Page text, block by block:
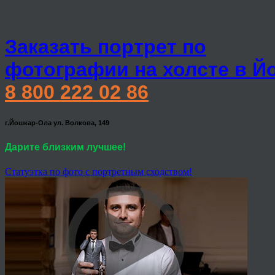
Заказать портрет по
фотографии на холсте в
8 800 222 02 86
г.Йошкар-Ола ул. Волкова, 149
Дарите близким лучшее!
Статуэтка по фото с портретным сходством!